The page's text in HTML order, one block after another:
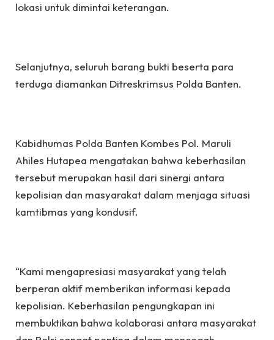
lokasi untuk dimintai keterangan.
Selanjutnya, seluruh barang bukti beserta para
terduga diamankan Ditreskrimsus Polda Banten.
Kabidhumas Polda Banten Kombes Pol. Maruli
Ahiles Hutapea mengatakan bahwa keberhasilan
tersebut merupakan hasil dari sinergi antara
kepolisian dan masyarakat dalam menjaga situasi
kamtibmas yang kondusif.
“Kami mengapresiasi masyarakat yang telah
berperan aktif memberikan informasi kepada
kepolisian. Keberhasilan pengungkapan ini
membuktikan bahwa kolaborasi antara masyarakat